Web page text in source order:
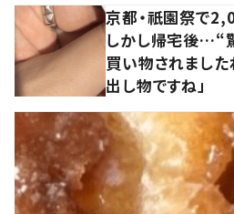
京都・祇園祭で
しかし帰宅後…“
買い物されました
出し物ですね」